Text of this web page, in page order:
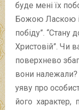
буде мені їх
Божою Ласкою
побіду”. “Стану
Христовій”. Чи
поверхнево
вони належали?
уяву про
його характер,